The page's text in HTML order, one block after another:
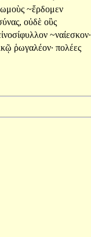
~ἕρδομεν
οὐδὲ οὓς
~ναίεσκον·
ῥωγαλέον· πολέες